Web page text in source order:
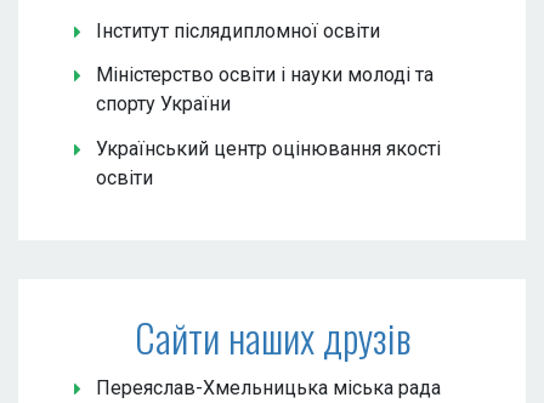
Інститут післядипломної освіти
Міністерство освіти і науки молоді та
спорту України
Український центр оцінювання якості
освіти
Сайти наших друзів
Переяслав-Хмельницька міська рада